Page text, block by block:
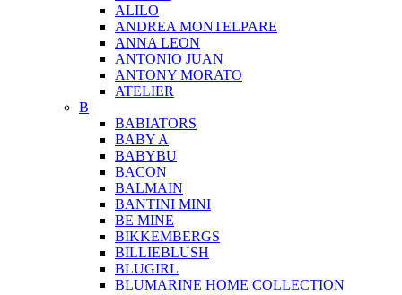
ALILO
ANDREA MONTELPARE
ANNA LEON
ANTONIO JUAN
ANTONY MORATO
ATELIER
B
BABIATORS
BABY A
BABYBU
BACON
BALMAIN
BANTINI MINI
BE MINE
BIKKEMBERGS
BILLIEBLUSH
BLUGIRL
BLUMARINE HOME COLLECTION